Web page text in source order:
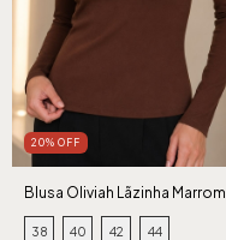
20% OFF
Blusa Oliviah Lãzinha Marrom
38 40 42 44